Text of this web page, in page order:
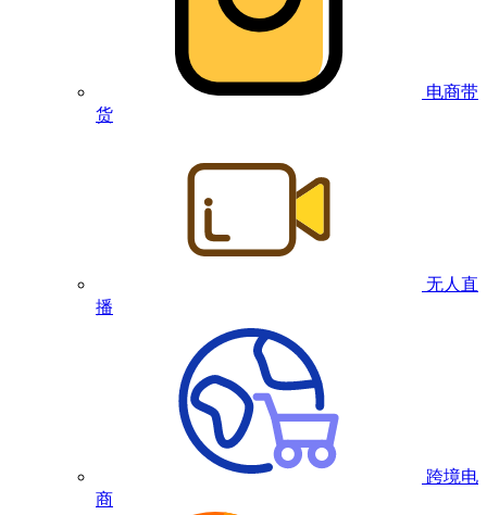
电商带
货
无人直
播
跨境电
商